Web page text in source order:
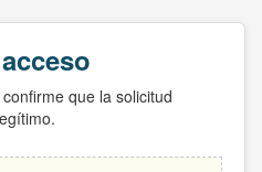
que la solicitud